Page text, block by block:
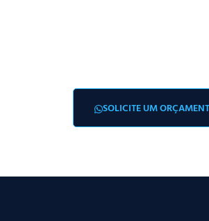
SOLICITE UM